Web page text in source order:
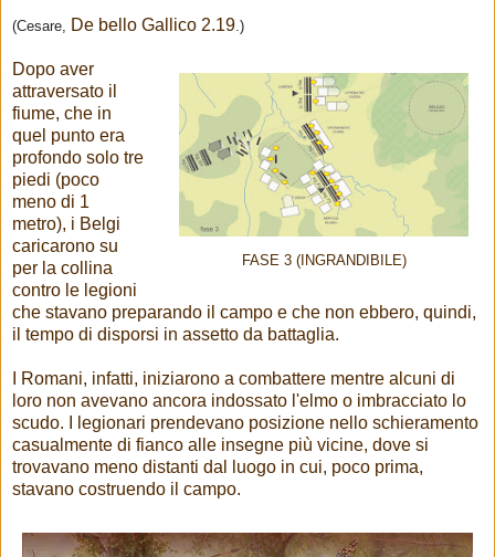
(Cesare, De bello Gallico 2.19.)
FASE 3 (INGRANDIBILE)
Dopo aver
attraversato il
fiume, che in
quel punto era
profondo solo tre
piedi (poco
meno di 1
metro), i Belgi
caricarono su
per la collina
contro le legioni
che stavano preparando il campo e che non ebbero, quindi,
il tempo di disporsi in assetto da battaglia.
I Romani, infatti, iniziarono a combattere mentre alcuni di
loro non avevano ancora indossato l'elmo o imbracciato lo
scudo. I legionari prendevano posizione nello schieramento
casualmente di fianco alle insegne più vicine, dove si
trovavano meno distanti dal luogo in cui, poco prima,
stavano costruendo il campo.